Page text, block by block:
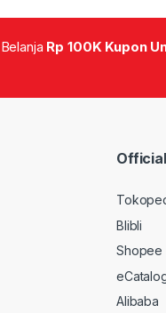
Rp 100K Kupon
Blibli
Shopee
Alibaba